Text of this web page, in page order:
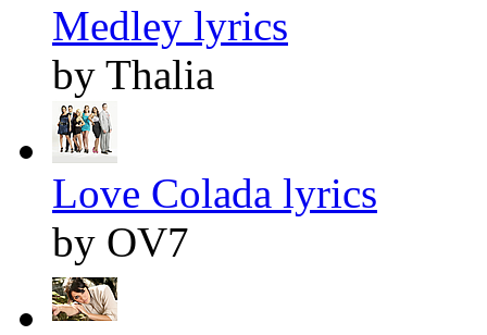
Medley lyrics
by Thalia
Love Colada lyrics
by OV7